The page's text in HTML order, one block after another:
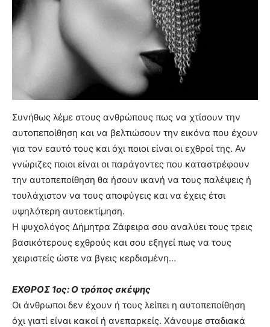
Συνήθως λέμε στους ανθρώπους πως να χτίσουν την
αυτοπεποίθηση και να βελτιώσουν την εικόνα που έχουν
για τον εαυτό τους και όχι ποιοι είναι οι εχθροί της. Αν
γνώριζες ποιοι είναι οι παράγοντες που καταστρέφουν
την αυτοπεποίθηση θα ήσουν ικανή να τους παλέψεις ή
τουλάχιστον να τους αποφύγεις και να έχεις έτσι
υψηλότερη αυτοεκτίμηση.
Η ψυχολόγος Δήμητρα Ζάφειρα σου αναλύει τους τρεις
βασικότερους εχθρούς και σου εξηγεί πως να τους
χειριστείς ώστε να βγεις κερδισμένη…
ΕΧΘΡΟΣ 1ος: Ο τρόπος σκέψης
Οι άνθρωποι δεν έχουν ή τους λείπει η αυτοπεποίθηση
όχι γιατί είναι κακοί ή ανεπαρκείς. Χάνουμε σταδιακά